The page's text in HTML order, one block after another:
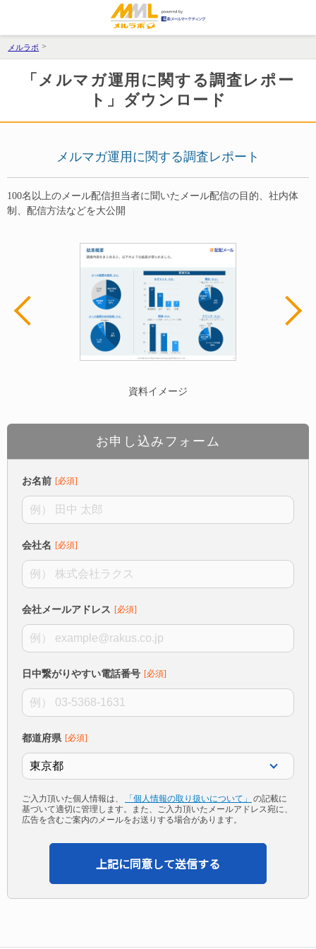
メルラボ
「メルマガ運用に関する調査レポー
ト」ダウンロード
メルマガ運用に関する調査レポート
100名以上のメール配信担当者に聞いたメール配信の目的、社内体
制、配信方法などを大公開
資料イメージ
お申し込みフォーム
お名前
会社名
会社メールアドレス
日中繋がりやすい電話番号
都道府県
ご入力頂いた個人情報は、 「個人情報の取り扱いについて」
の記載に
基づいて適切に管理します。また、ご入力頂いたメールアドレス宛に、
広告を含むご案内のメールをお送りする場合があります。